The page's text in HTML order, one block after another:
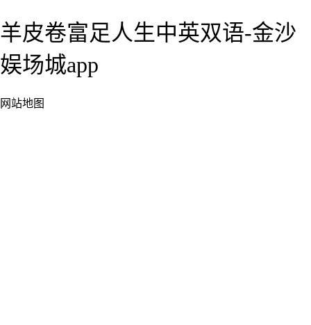
羊皮卷富足人生中英双语-金沙
娱场城app
网站地图